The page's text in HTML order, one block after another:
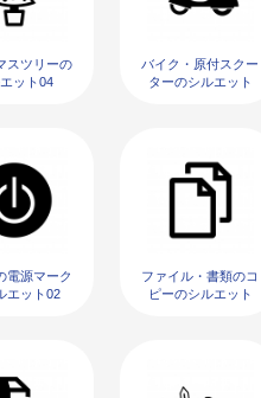
スツリーの
ット04
バイク・原付スクー
ターのシルエット
電源マーク
エット02
ファイル・書類のコ
ピーのシルエット